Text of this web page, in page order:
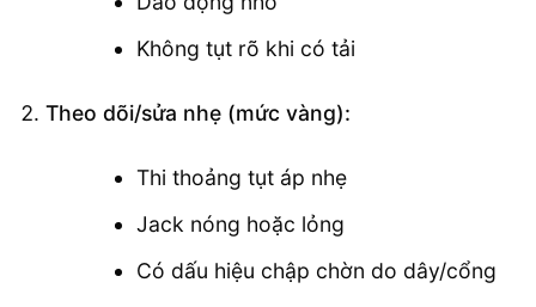
Không tụt rõ khi có tải
Theo dõi/sửa nhẹ (mức vàng):
Thi thoảng tụt áp nhẹ
Jack nóng hoặc lỏng
Có dấu hiệu chập chờn do dây/cổng